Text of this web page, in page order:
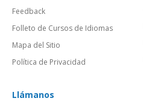
Feedback
Folleto de Cursos de Idiomas
Mapa del Sitio
Política de Privacidad
Llámanos